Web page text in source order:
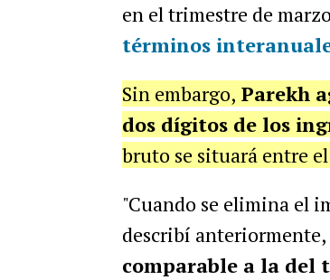
en el trimestre de marzo
términos
Sin embargo, Parekh
dos dígitos de los
bruto se situará entre el
"Cuando se elimina el
describí anteriormente,
comparable a la del